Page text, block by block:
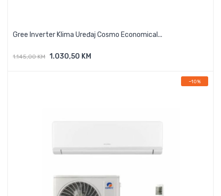
Gree Inverter Klima Uređaj Cosmo Economical...
1.145,00 KM 1.030,50 KM
Dodaj U Košaricu
−10%